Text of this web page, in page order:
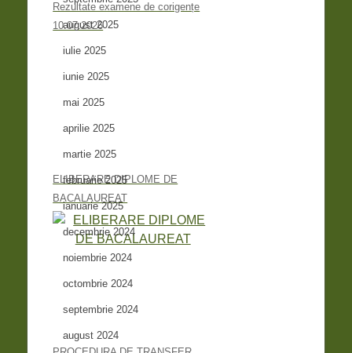
Rezultate examene de corigențe
10.07.2026
ELIBERARE DIPLOME DE
BACALAUREAT
august 2025
iulie 2025
iunie 2025
mai 2025
aprilie 2025
martie 2025
februarie 2025
ianuarie 2025
decembrie 2024
noiembrie 2024
octombrie 2024
septembrie 2024
august 2024